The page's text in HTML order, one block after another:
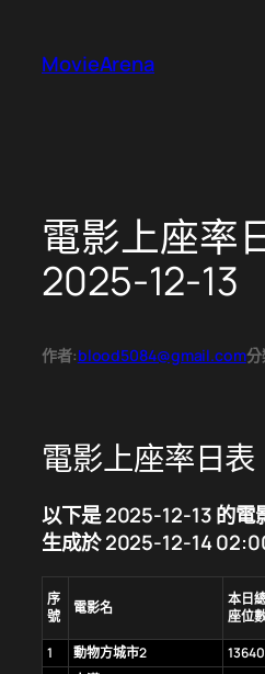
MovieArena
電影上座率
2025-12-13
作者:blood5084@gmail.com分
電影上座率日表
以下是 2025-12-13 的電
生成於 2025-12-14
序
號
電影名
本日
座位
1 動物方城市2